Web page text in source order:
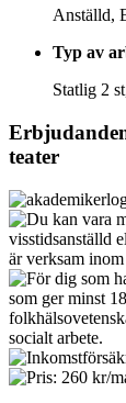
Anställd,
Typ av
Statlig 2
teater